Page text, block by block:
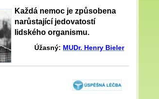
Každá nemoc je způsobena
narůstající jedovatostí
lidského organismu.
Úžasný: MUDr. Henry Bieler